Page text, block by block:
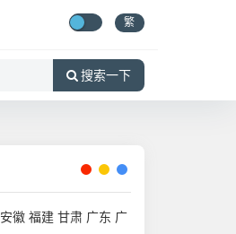
繁
搜索一下
安徽 福建 甘肃 广东 广